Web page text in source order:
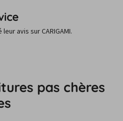
avis sur CARIGAMI.
pas chères